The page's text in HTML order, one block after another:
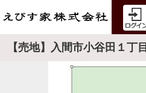
【売地】入間市小谷田１丁目